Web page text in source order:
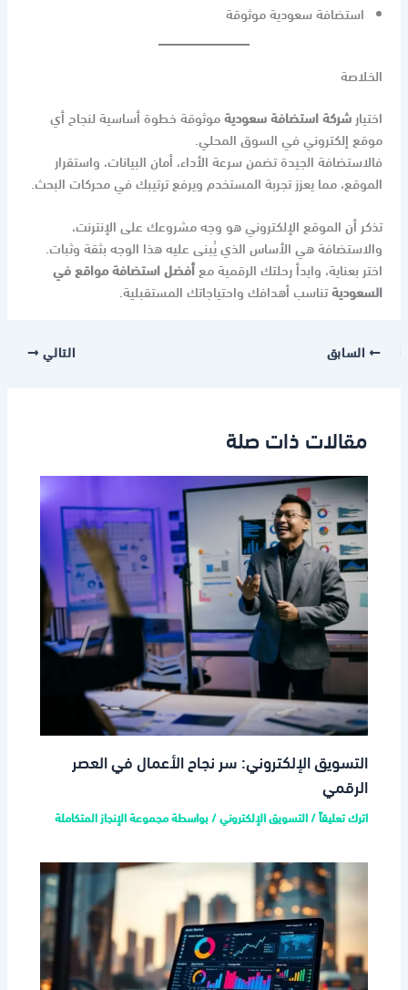
استضافة سعودية موثوقة
الخلاصة
اختيار شركة استضافة سعوديةموثوقة خطوة أساسية لنجاح أي
موقع إلكتروني في السوق المحلي.
فالاستضافة الجيدة تضمن سرعة الأداء، أمان البيانات، واستقرار
الموقع، مما يعزز تجربة المستخدم ويرفع ترتيبك في محركات البحث.
تذكر أن الموقع الإلكتروني هو وجه مشروعك على الإنترنت،
والاستضافة هي الأساس الذي يُبنى عليه هذا الوجه بثقة وثبات.
اختر بعناية، وابدأ رحلتك الرقمية مع أفضل استضافة مواقع في
السعوديةتناسب أهدافك واحتياجاتك المستقبلية.
السابق التالي
مقالات ذات صلة
التسويق الإلكتروني: سر نجاح الأعمال في العصر
الرقمي
اترك تعليقاً/التسويق الإلكتروني/ بواسطةمجموعة الإنجاز المتكاملة